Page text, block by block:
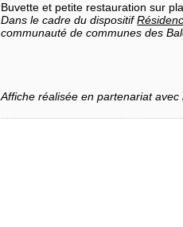
Buvette et petite restauration sur
Dans le cadre du dispositif
communauté de communes des
Affiche réalisée en partenariat